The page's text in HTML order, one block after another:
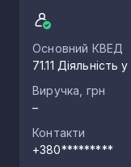
Основний КВЕД
71.11 Діяльність
Виручка, грн
–
Контакти
+380*********